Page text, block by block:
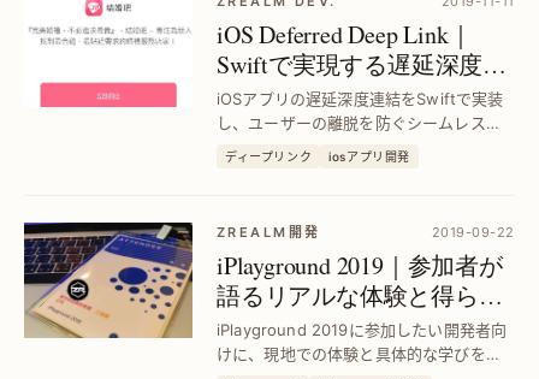
iOS Deferred Deep Link｜
Swiftで実現する遅延深度連
結の完全ガイド
iOSアプリの遅延深度連結をSwiftで実装
し、ユーザーの離脱を防ぐシームレスな
遷移を実現。全シナリオ対応の転送フロ
ディープリンク iosアプリ開発
ZREALM開発 2019-09-22
iPlayground 2019｜参加者が
語るリアルな体験と得られ
た成果
iPlayground 2019に参加したい開発者向
けに、現地での体験と具体的な学びを紹